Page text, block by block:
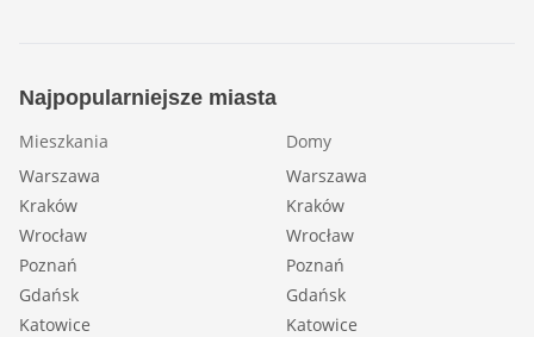
Najpopularniejsze miasta
Mieszkania
Warszawa
Kraków
Wrocław
Poznań
Gdańsk
Katowice
Domy
Warszawa
Kraków
Wrocław
Poznań
Gdańsk
Katowice